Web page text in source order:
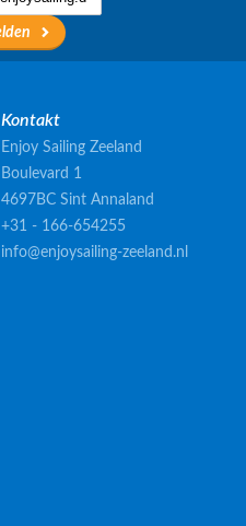
Kontakt
Enjoy Sailing Zeeland
Boulevard 1
4697BC Sint Annaland
+31 - 166-654255
info@enjoysailing-zeeland.nl